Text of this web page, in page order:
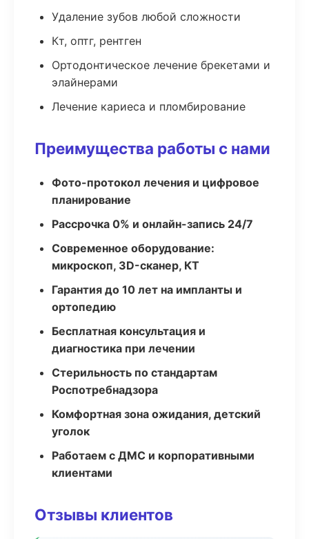
Удаление зубов любой сложности
Кт, оптг, рентген
Ортодонтическое лечение брекетами и
элайнерами
Лечение кариеса и пломбирование
Преимущества работы с нами
Фото-протокол лечения и цифровое
планирование
Рассрочка 0% и онлайн-запись 24/7
Современное оборудование:
микроскоп, 3D-сканер, КТ
Гарантия до 10 лет на импланты и
ортопедию
Бесплатная консультация и
диагностика при лечении
Стерильность по стандартам
Роспотребнадзора
Комфортная зона ожидания, детский
уголок
Работаем с ДМС и корпоративными
клиентами
Отзывы клиентов